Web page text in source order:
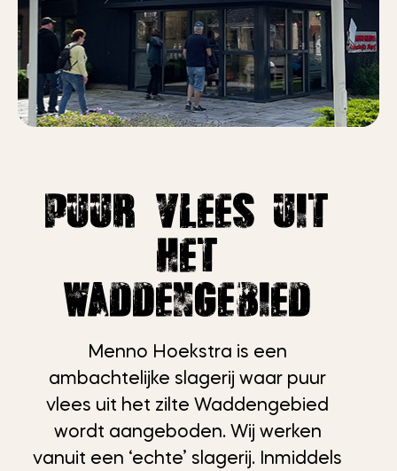
Puur Vlees uit
het
waddengebied
Menno Hoekstra is een
ambachtelijke slagerij waar puur
vlees uit het zilte Waddengebied
wordt aangeboden. Wij werken
vanuit een ‘echte’ slagerij. Inmiddels